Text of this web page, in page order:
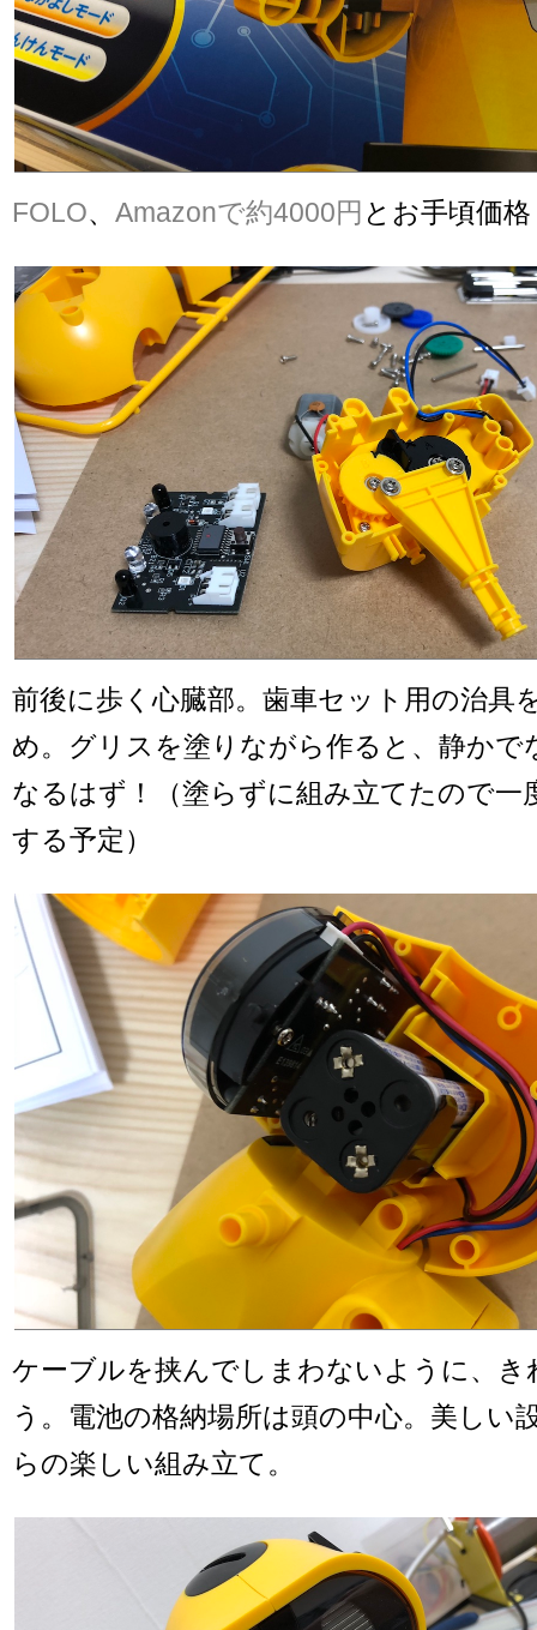
FOLO、 Amazonで約4000円 とお手頃価格
前後に歩く心臓部。歯車セット用の治具
め。グリスを塗りながら作ると、静かで
なるはず！（塗らずに組み立てたので一
する予定）
ケーブルを挟んでしまわないように、
う。電池の格納場所は頭の中心。美しい
らの楽しい組み立て。